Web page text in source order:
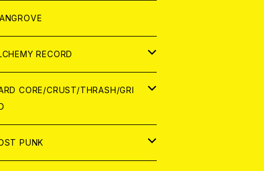
レル
ログ
CONTENTS
RECORD
CORE/CRUST/THRASH/GRI
PUNK